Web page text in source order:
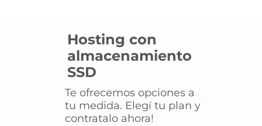
Hosting con
almacenamiento
SSD
Te ofrecemos opciones a
tu medida. Elegí tu plan y
contratalo ahora!